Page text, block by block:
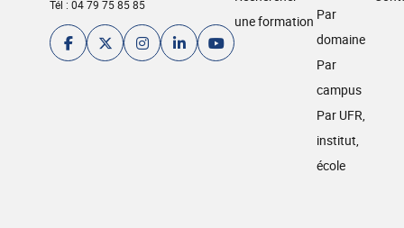
Tél : 04 79 75 85 85
une formation Par
domaine
Par
campus
Par UFR,
institut,
école